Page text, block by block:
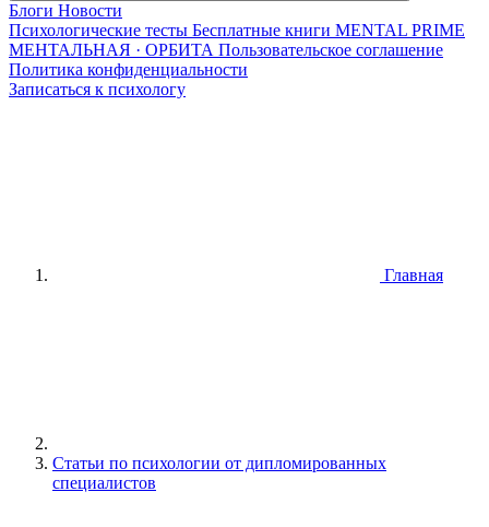
Блоги Новости
Психологические тесты Бесплатные книги MENTAL PRIME
МЕНТАЛЬНАЯ · ОРБИТА Пользовательское соглашение
Политика конфиденциальности
Записаться к психологу
Главная
Статьи по психологии от дипломированных
специалистов